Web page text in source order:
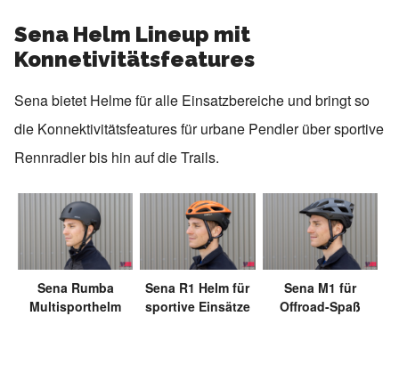
Sena Helm Lineup mit
Konnetivitätsfeatures
Sena bietet Helme für alle Einsatzbereiche und bringt so
die Konnektivitätsfeatures für urbane Pendler über sportive
Rennradler bis hin auf die Trails.
Sena Rumba
Multisporthelm
Sena R1 Helm für
sportive Einsätze
Sena M1 für
Offroad-Spaß